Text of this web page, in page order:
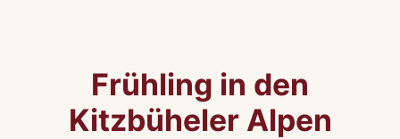
Frühling in den
Kitzbüheler Alpen